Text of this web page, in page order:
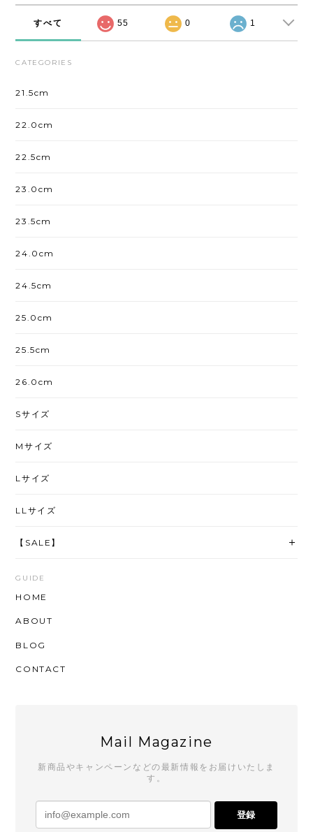
すべて 55 0 1
CATEGORIES
21.5cm
22.0cm
22.5cm
23.0cm
23.5cm
24.0cm
24.5cm
25.0cm
25.5cm
26.0cm
Sサイズ
Mサイズ
Lサイズ
LLサイズ
【SALE】
GUIDE
HOME
ABOUT
BLOG
CONTACT
Mail Magazine
新商品やキャンペーンなどの最新情報をお届けいたしま
す。
登録